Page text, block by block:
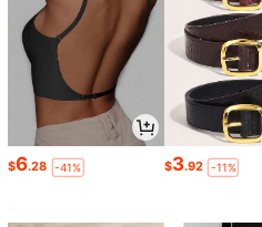
$6.28 -41% $3.92 -11%